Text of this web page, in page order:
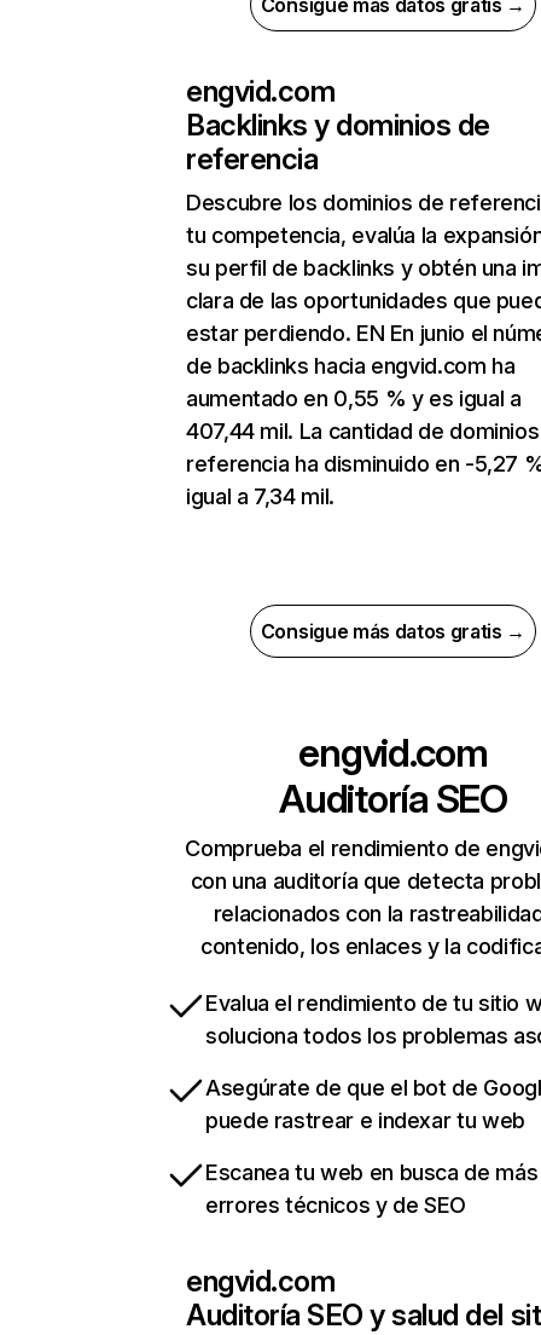
Consigue más datos gratis →
engvid.com
Backlinks y dominios de
referencia
Descubre los dominios de
tu competencia, evalúa la
su perfil de backlinks y obtén una
clara de las oportunidades que
estar perdiendo. EN En junio el
de backlinks hacia engvid.com ha
aumentado en 0,55 % y es igual a
407,44 mil. La cantidad de
referencia ha disminuido en -5,27
igual a 7,34 mil.
Consigue más datos gratis →
engvid.com
Auditoría SEO
Comprueba el rendimiento de
con una auditoría que detecta
relacionados con la
contenido, los enlaces y la
Evalua el rendimiento de tu sitio
soluciona todos los problemas
Asegúrate de que el bot de
puede rastrear e indexar tu web
Escanea tu web en busca de
errores técnicos y de SEO
engvid.com
Auditoría SEO y salud del